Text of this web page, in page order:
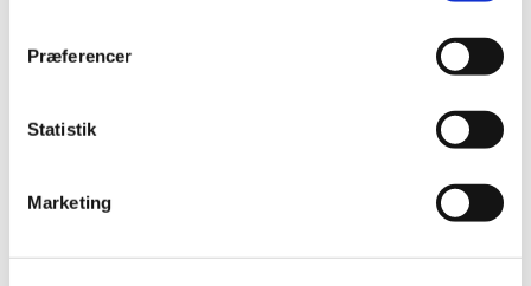
Præferencer
Statistik
Marketing